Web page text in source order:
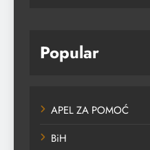
Popular
APEL ZA POMOĆ
BiH